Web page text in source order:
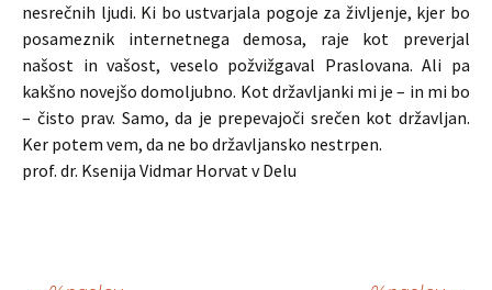
nesrečnih ljudi. Ki bo ustvarjala pogoje za življenje, kjer bo
posameznik internetnega demosa, raje kot preverjal
našost in vašost, veselo požvižgaval Praslovana. Ali pa
kakšno novejšo domoljubno. Kot državljanki mi je – in mi bo
– čisto prav. Samo, da je prepevajoči srečen kot državljan.
Ker potem vem, da ne bo državljansko nestrpen.
prof. dr. Ksenija Vidmar Horvat v Delu